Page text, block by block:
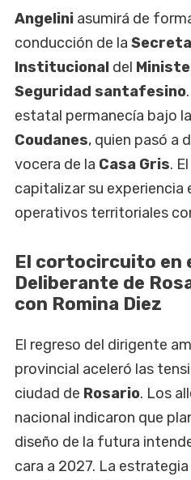
Angelini asumirá de
conducción de la
Institucional del
Seguridad santafesino
estatal permanecía bajo
Coudanes, quien pasó a
vocera de la Casa Gris.
capitalizar su experiencia
operativos territoriales
El cortocircuito en
Deliberante de
con Romina Diez
El regreso del dirigente
provincial aceleró las
ciudad de Rosario. Los
nacional indicaron que
diseño de la futura
cara a 2027. La